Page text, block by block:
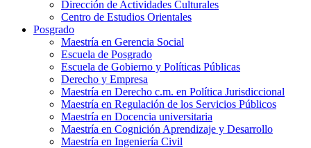
Dirección de Actividades Culturales
Centro de Estudios Orientales
Posgrado
Maestría en Gerencia Social
Escuela de Posgrado
Escuela de Gobierno y Políticas Públicas
Derecho y Empresa
Maestría en Derecho c.m. en Política Jurisdiccional
Maestría en Regulación de los Servicios Públicos
Maestría en Docencia universitaria
Maestría en Cognición Aprendizaje y Desarrollo
Maestría en Ingeniería Civil